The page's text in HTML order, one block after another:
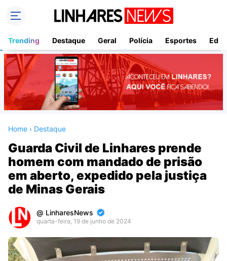
Trending Destaque Geral Polícia Esportes
Home › Destaque
Guarda Civil de Linhares prende
homem com mandado de prisão
em aberto, expedido pela justiça
de Minas Gerais
LinharesNews
quarta-feira, 19 de junho de 2024
Premium
By